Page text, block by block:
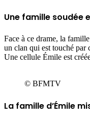
Une famille soudée
Face à ce drame, la
un clan qui est touché par
Une cellule Émile est
© BFMTV
La famille d’Émile